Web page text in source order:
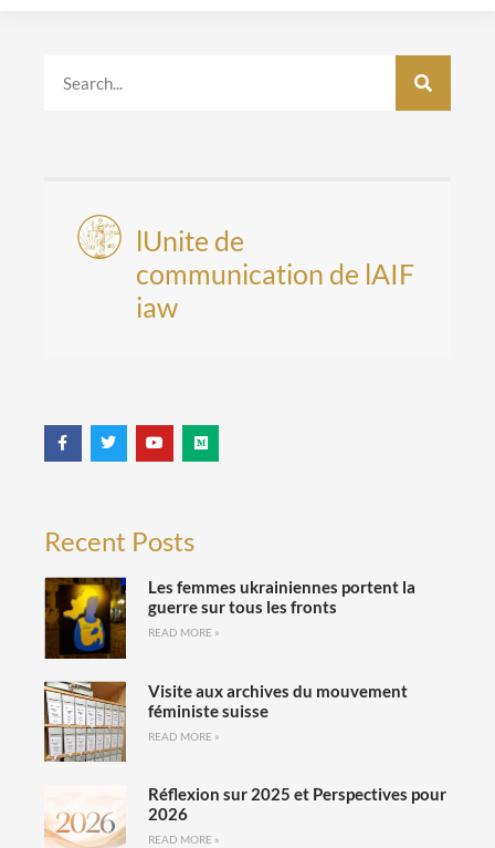
lUnite de
communication de lAIF
iaw
Recent Posts
Les femmes ukrainiennes portent la
guerre sur tous les fronts
READ MORE »
Visite aux archives du mouvement
féministe suisse
READ MORE »
Réflexion sur 2025 et Perspectives pour
2026
READ MORE »